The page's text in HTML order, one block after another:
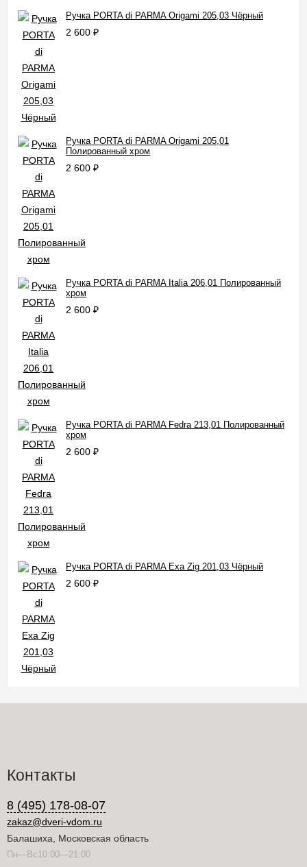
Ручка PORTA di PARMA Origami 205,03 Чёрный
2 600 ₽
Ручка PORTA di PARMA Origami 205,01
Полированный хром
2 600 ₽
Ручка PORTA di PARMA Italia 206,01 Полированный
хром
2 600 ₽
Ручка PORTA di PARMA Fedra 213,01 Полированный
хром
2 600 ₽
Ручка PORTA di PARMA Exa Zig 201,03 Чёрный
2 600 ₽
Контакты
8 (495) 178-08-07
zakaz@dveri-vdom.ru
Балашиха, Московская область
Пн—Вс10:00—21:00